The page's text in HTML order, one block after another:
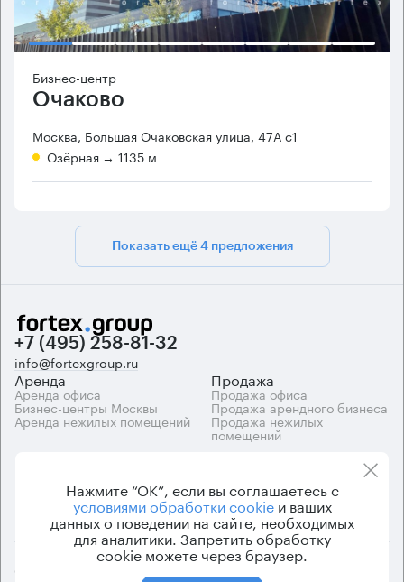
Бизнес-центр
Очаково
Москва, Большая Очаковская улица, 47А с1
Озёрная → 1135 м
Показать ещё 4 предложения
+7 (495) 258-81-32
info@fortexgroup.ru
Аренда
Аренда офиса
Бизнес-центры Москвы
Аренда нежилых помещений
Продажа
Продажа офиса
Продажа арендного бизнеса
Продажа нежилых
помещений
Каталог бизнес-центров О компании
Вакансии
Контакты
© 2026 Fortex.Group. ООО «АРЕНДА ОФИСА», ОГРН 1177746948686,
Нажмите “ОК”, если вы соглашаетесь с
условиями обработки cookieи ваших
данных о поведении на сайте, необходимых
для аналитики. Запретить обработку
cookie можете через браузер.